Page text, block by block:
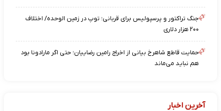
جنگ تراکتور و پرسپولیس برای قربانی؛ توپ در زمین الوحده/ اختلاف
۲۰۰ هزار دلاری
حمایت قاطع شاهرخ بیانی از اخراج رامین رضاییان؛ حتی اگر مارادونا بود
هم نباید می‌ماند
آخرین اخبار